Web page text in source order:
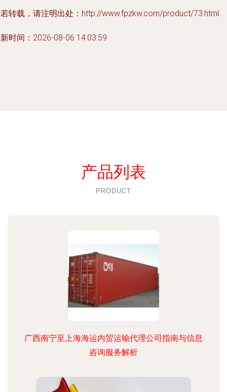
转载，请注明出处：http://www.fpzkw.com/product/73.html
时间：2026-08-06 14:03:59
产品列表
PRODUCT
广西南宁至上海海运内贸运输代理公司指南与信息
咨询服务解析